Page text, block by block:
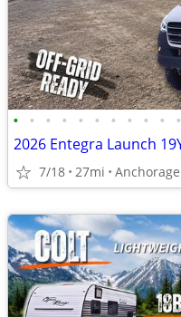
• • • • • • • • • • •
7/18 27mi Anchorage